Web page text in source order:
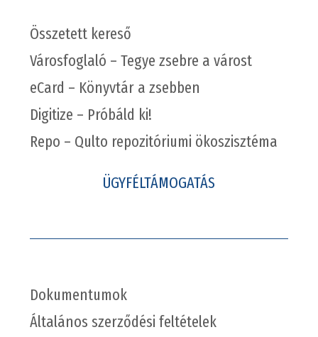
Összetett kereső
Városfoglaló – Tegye zsebre a várost
eCard – Könyvtár a zsebben
Digitize – Próbáld ki!
Repo – Qulto repozitóriumi ökoszisztéma
ÜGYFÉLTÁMOGATÁS
Dokumentumok
Általános szerződési feltételek